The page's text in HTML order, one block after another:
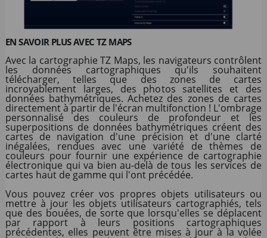
EN SAVOIR PLUS AVEC TZ MAPS
Avec la cartographie TZ Maps, les navigateurs contrôlent
les données cartographiques qu'ils souhaitent
télécharger, telles que des zones de cartes
incroyablement larges, des photos satellites et des
données bathymétriques. Achetez des zones de cartes
directement à partir de l'écran multifonction ! L'ombrage
personnalisé des couleurs de profondeur et les
superpositions de données bathymétriques créent des
cartes de navigation d'une précision et d'une clarté
inégalées, rendues avec une variété de thèmes de
couleurs pour fournir une expérience de cartographie
électronique qui va bien au-delà de tous les services de
cartes haut de gamme qui l'ont précédée.
Vous pouvez créer vos propres objets utilisateurs ou
mettre à jour les objets utilisateurs cartographiés, tels
que des bouées, de sorte que lorsqu'elles se déplacent
par rapport à leurs positions cartographiques
précédentes, elles peuvent être mises à jour à la volée